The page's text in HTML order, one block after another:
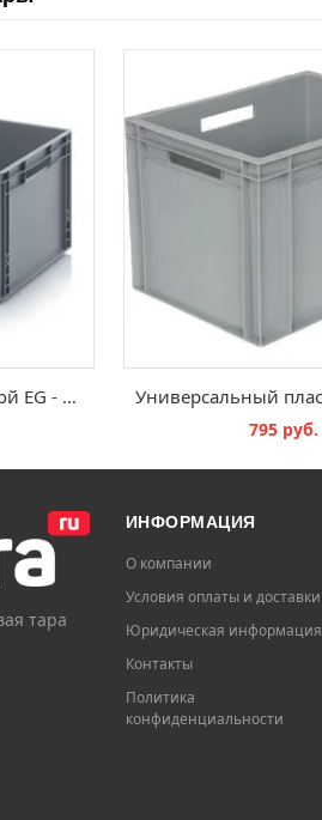
Евроконтейнер сплошной EG - 600х400х320 мм
795 руб.
тара
ИНФОРМАЦИЯ
О компании
Условия оплаты и доставки
Юридическая информация
Контакты
Политика
конфиденциальности